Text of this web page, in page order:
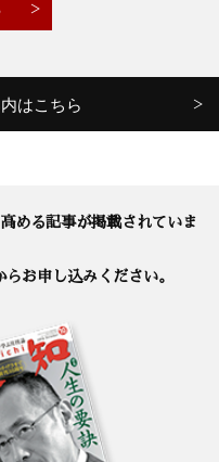
はこちら
める記事が掲載されていま
お申し込みください。